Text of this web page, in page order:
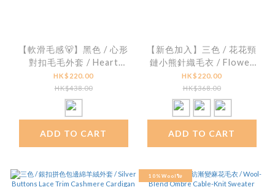
【軟滑毛感🐻】黑色 / 心形
對扣毛毛外套 / Heart
Toggle Faux Fur Coat
HK$220.00
HK$438.00
ADD TO CART
【新色加入】三色 / 花花頸
鏈小熊針織毛衣 / Flower
Charm Necklace Teddy
Motif Knitwear
HK$220.00
HK$368.00
ADD TO CART
10%Wool🐑